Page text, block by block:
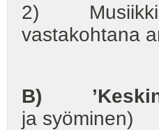
2) Musiikki
vastakohtana
B)
ja syöminen)